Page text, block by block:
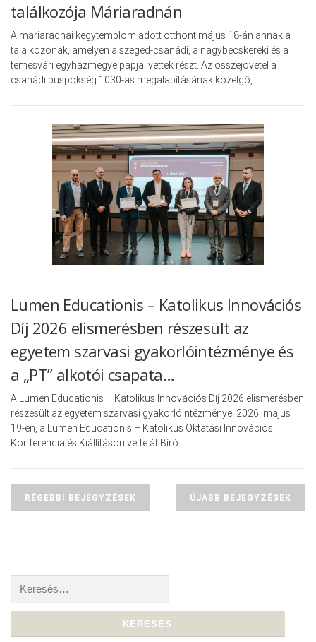
találkozója Máriaradnán
A máriaradnai kegytemplom adott otthont május 18-án annak a
találkozónak, amelyen a szeged-csanádi, a nagybecskereki és a
temesvári egyházmegye papjai vettek részt. Az összejövetel a
csanádi püspökség 1030-as megalapításának közelgő, …
Lumen Educationis – Katolikus Innovációs
Díj 2026 elismerésben részesült az
egyetem szarvasi gyakorlóintézménye és
a „PT” alkotói csapata…
A Lumen Educationis – Katolikus Innovációs Díj 2026 elismerésben
részesült az egyetem szarvasi gyakorlóintézménye. 2026. május
19-én, a Lumen Educationis – Katolikus Oktatási Innovációs
Konferencia és Kiállításon vette át Bíró …
Bejegyzés navigáció
RÉGEBBI BEJEGYZÉSEK ÚJABB BEJEGYZÉSEK
Keresés: